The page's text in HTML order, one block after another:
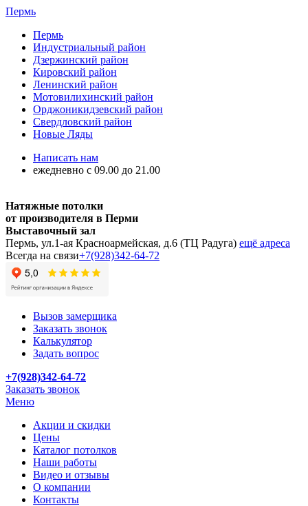
Пермь
Пермь
Индустриальный район
Дзержинский район
Кировский район
Ленинский район
Мотовилихинский район
Орджоникидзевский район
Свердловский район
Новые Ляды
Написать нам
ежедневно с 09.00 до 21.00
Натяжные потолки
от производителя в Перми
Выставочный зал
Пермь, ул.1-ая Красноармейская, д.6 (ТЦ Радуга) ещё адреса
Всегда на связи+7(928)342-64-72
Вызов замерщика
Заказать звонок
Калькулятор
Задать вопрос
+7(928)342-64-72
Заказать звонок
Меню
Акции и скидки
Цены
Каталог потолков
Наши работы
Видео и отзывы
О компании
Контакты